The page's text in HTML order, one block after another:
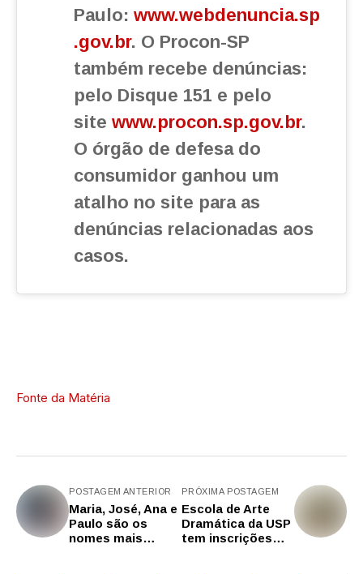
Paulo: www.webdenuncia.sp
.gov.br. O Procon-SP
também recebe denúncias:
pelo Disque 151 e pelo
site www.procon.sp.gov.br.
O órgão de defesa do
consumidor ganhou um
atalho no site para as
denúncias relacionadas aos
casos.
Fonte da Matéria
POSTAGEM ANTERIOR
Maria, José, Ana e
Paulo são os
nomes mais
PRÓXIMA POSTAGEM
Escola de Arte
Dramática da USP
tem inscrições